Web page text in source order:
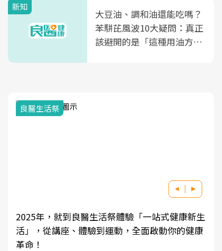
新知
大豆油、調和油還能吃嗎？
苯駢芘風波10大疑問：真正
該避開的是「這種用油方
良醫生活祭
2025年，就到良醫生活祭體驗「一站式健康新生
活」，從講座、體驗到運動，全面啟動你的健康
革命！